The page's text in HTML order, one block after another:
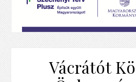
Vácrátót